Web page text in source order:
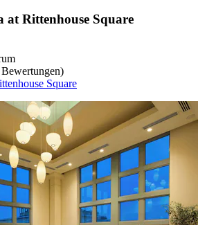
at Rittenhouse Square
Square